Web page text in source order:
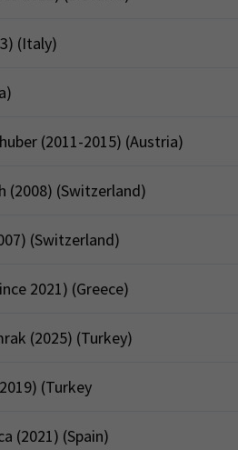
(Italy)
(2011-2015) (Austria)
(2008) (Switzerland)
(Switzerland)
2021) (Greece)
(2025) (Turkey)
(Turkey
(2021) (Spain)